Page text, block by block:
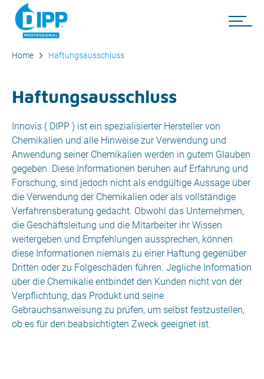
Home Haftungsausschluss
Haftungsausschluss
Innovis ( DIPP ) ist ein spezialisierter Hersteller von
Chemikalien und alle Hinweise zur Verwendung und
Anwendung seiner Chemikalien werden in gutem Glauben
gegeben. Diese Informationen beruhen auf Erfahrung und
Forschung, sind jedoch nicht als endgültige Aussage über
die Verwendung der Chemikalien oder als vollständige
Verfahrensberatung gedacht. Obwohl das Unternehmen,
die Geschäftsleitung und die Mitarbeiter ihr Wissen
weitergeben und Empfehlungen aussprechen, können
diese Informationen niemals zu einer Haftung gegenüber
Dritten oder zu Folgeschäden führen. Jegliche Information
über die Chemikalie entbindet den Kunden nicht von der
Verpflichtung, das Produkt und seine
Gebrauchsanweisung zu prüfen, um selbst festzustellen,
ob es für den beabsichtigten Zweck geeignet ist.